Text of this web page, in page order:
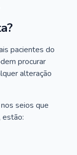
pacientes do
procurar
alteração
seios que